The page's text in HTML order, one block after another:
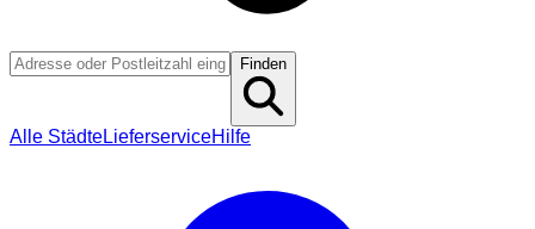
Finden
Alle StädteLieferserviceHilfe